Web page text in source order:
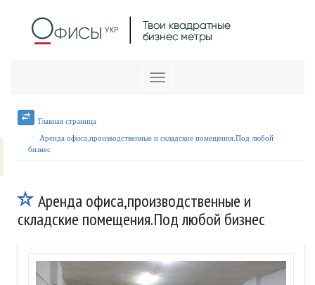
Меню
Главная страница
Аренда офиса,производственные и складские помещения.Под любой
бизнес
Аренда офиса,производственные и
складские помещения.Под любой бизнес